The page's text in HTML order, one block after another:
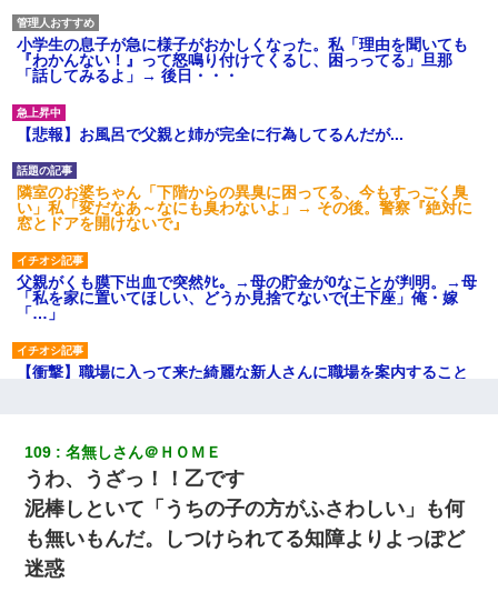
小学生の息子が急に様子がおかしくなった。私「理由を聞いても
『わかんない！』って怒鳴り付けてくるし、困っってる」旦那
「話してみるよ」→ 後日・・・
【悲報】お風呂で父親と姉が完全に行為してるんだが...
隣室のお婆ちゃん「下階からの異臭に困ってる、今もすっごく臭
い」私「変だなあ～なにも臭わないよ」→ その後。警察『絶対に
窓とドアを開けないで』
父親がくも膜下出血で突然ﾀﾋ。→母の貯金が0なことが判明。→母
「私を家に置いてほしい、どうか見捨てないで(土下座」俺・嫁
「…」
【衝撃】職場に入って来た綺麗な新人さんに職場を案内すること
宅飲みで女友達の乳を見てしまった・・・
ホテルに泊まったんだけど従業員が最悪だった。折角の旅行で何
故私が怒鳴られなきゃいけなかったのだ
109 名無しさん＠ＨＯＭＥ
うわ、うざっ！！乙です
泥棒しといて「うちの子の方がふさわしい」も何
も無いもんだ。しつけられてる知障よりよっぽど
迷惑